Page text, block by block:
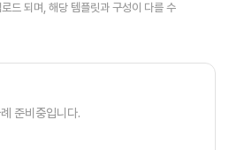
드 되며, 해당 템플릿과 구성이 다를 수
준비중입니다.